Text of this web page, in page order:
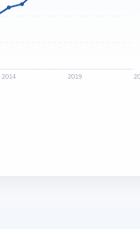
2014 2019